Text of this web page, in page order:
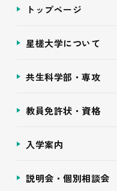
トップページ
星槎大学について
共生科学部・専攻
教員免許状・資格
入学案内
説明会・個別相談会